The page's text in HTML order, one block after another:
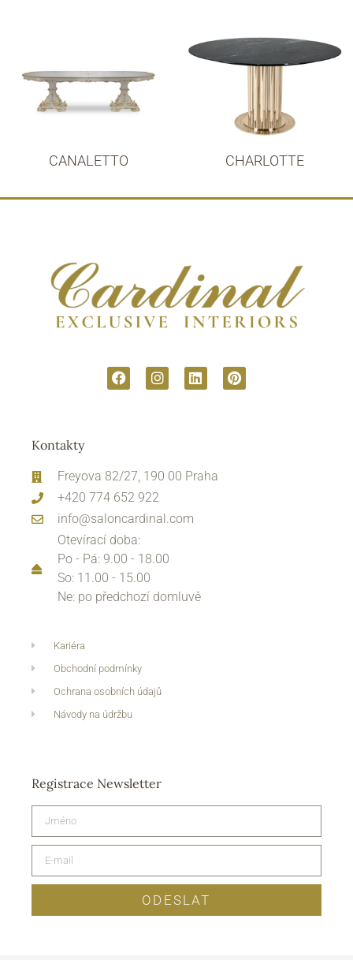
CANALETTO CHARLOTTE
Kontakty
Freyova 82/27, 190 00 Praha
+420 774 652 922
info@saloncardinal.com
Otevírací doba:
Po - Pá: 9.00 - 18.00
So: 11.00 - 15.00
Ne: po předchozí domluvě
Kariéra
Obchodní podmínky
Ochrana osobních údajů
Návody na údržbu
Registrace Newsletter
ODESLAT